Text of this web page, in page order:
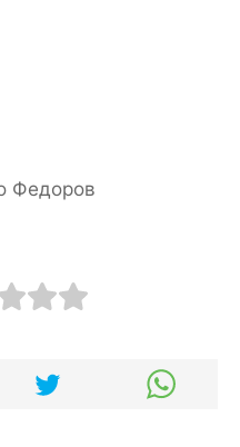
Федоров